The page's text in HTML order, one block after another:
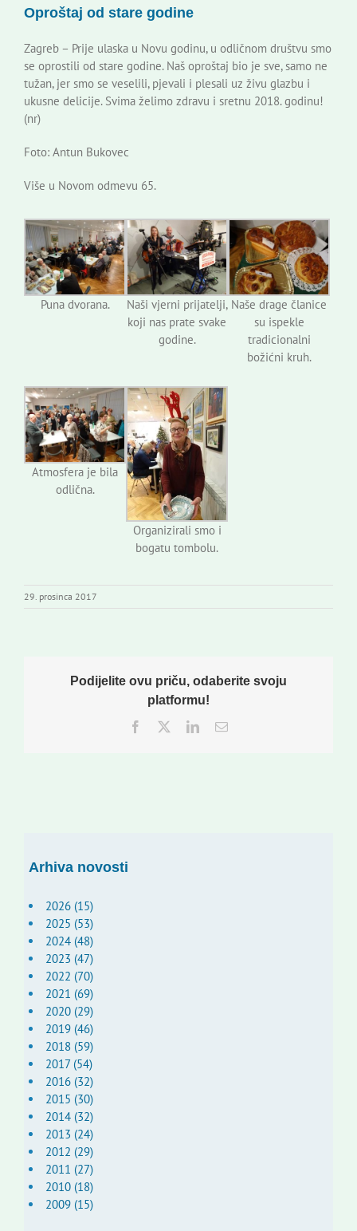
Korisne informacije
Oproštaj od stare godine
Zagreb – Prije ulaska u Novu godinu, u odličnom društvu smo
se oprostili od stare godine. Naš oproštaj bio je sve, samo ne
tužan, jer smo se veselili, pjevali i plesali uz živu glazbu i
ukusne delicije. Svima želimo zdravu i sretnu 2018. godinu!
(nr)
Foto: Antun Bukovec
Više u Novom odmevu 65.
Puna dvorana.
Naši vjerni prijatelji,
koji nas prate svake
godine.
Naše drage članice
su ispekle
tradicionalni
božićni kruh.
Atmosfera je bila
odlična.
Organizirali smo i
bogatu tombolu.
29. prosinca 2017
Podijelite ovu priču, odaberite svoju
platformu!
Facebook
TwitterLinkedInEmail:
Arhiva novosti
2026 (15)
2025 (53)
2024 (48)
2023 (47)
2022 (70)
2021 (69)
2020 (29)
2019 (46)
2018 (59)
2017 (54)
2016 (32)
2015 (30)
2014 (32)
2013 (24)
2012 (29)
2011 (27)
2010 (18)
2009 (15)